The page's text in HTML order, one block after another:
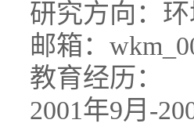
研究方向：
邮箱：
教育经历：
2001年9月-